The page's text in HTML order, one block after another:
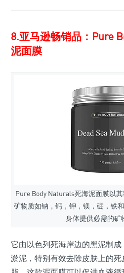
8.亚马逊畅销品：Pure
泥面膜
Pure Body Naturals死海泥面膜以
矿物质如钠，钙，钾，镁，硼，铁
身体提供必需的矿
它由以色列死海岸边的黑泥制
淤泥，特别有效去除皮肤上的